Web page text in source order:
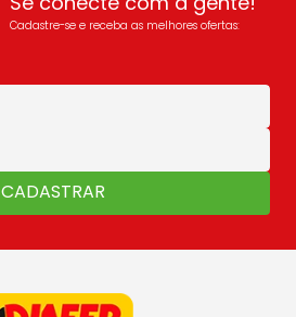
Cadastre-se e receba as melhores ofertas:
CADASTRAR